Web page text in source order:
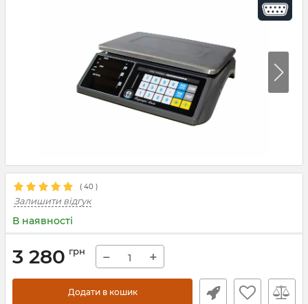
( 40 )
Залишити відгук
В наявності
3 280 грн − +
Додати в кошик